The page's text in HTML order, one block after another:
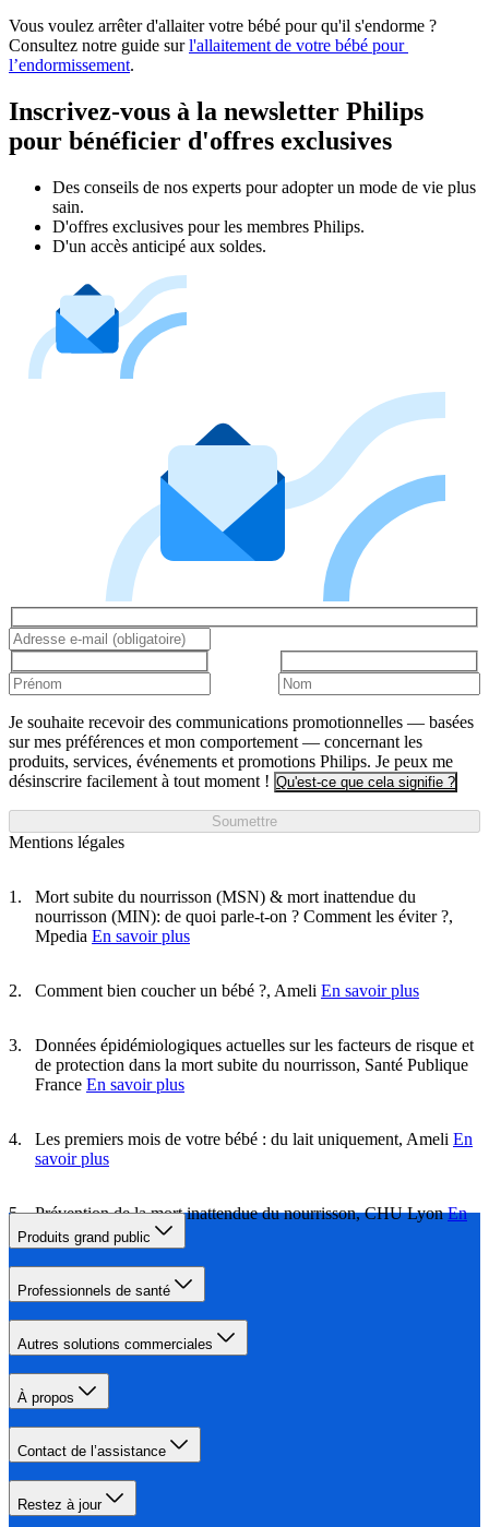
Vous voulez arrêter d'allaiter votre bébé pour qu'il s'endorme ?
Consultez notre guide sur l'allaitement de votre bébé pour
l’endormissement.
Inscrivez-vous à la newsletter Philips
pour bénéficier d'offres exclusives
Des conseils de nos experts pour adopter un mode de vie plus
sain.
D'offres exclusives pour les membres Philips.
D'un accès anticipé aux soldes.
Je souhaite recevoir des communications promotionnelles — basées
sur mes préférences et mon comportement — concernant les
produits, services, événements et promotions Philips. Je peux me
désinscrire facilement à tout moment ! Qu'est-ce que cela signifie ?
Soumettre
Mentions légales
Mort subite du nourrisson (MSN) & mort inattendue du
nourrisson (MIN): de quoi parle-t-on ? Comment les éviter ?,
Mpedia En savoir plus
Comment bien coucher un bébé ?, Ameli En savoir plus
Données épidémiologiques actuelles sur les facteurs de risque et
de protection dans la mort subite du nourrisson, Santé Publique
France En savoir plus
Les premiers mois de votre bébé : du lait uniquement, Ameli En
savoir plus
Prévention de la mort inattendue du nourrisson, CHU Lyon En
savoir plus
Produits grand public
Professionnels de santé
Autres solutions commerciales
À propos
Contact de l’assistance
Restez à jour